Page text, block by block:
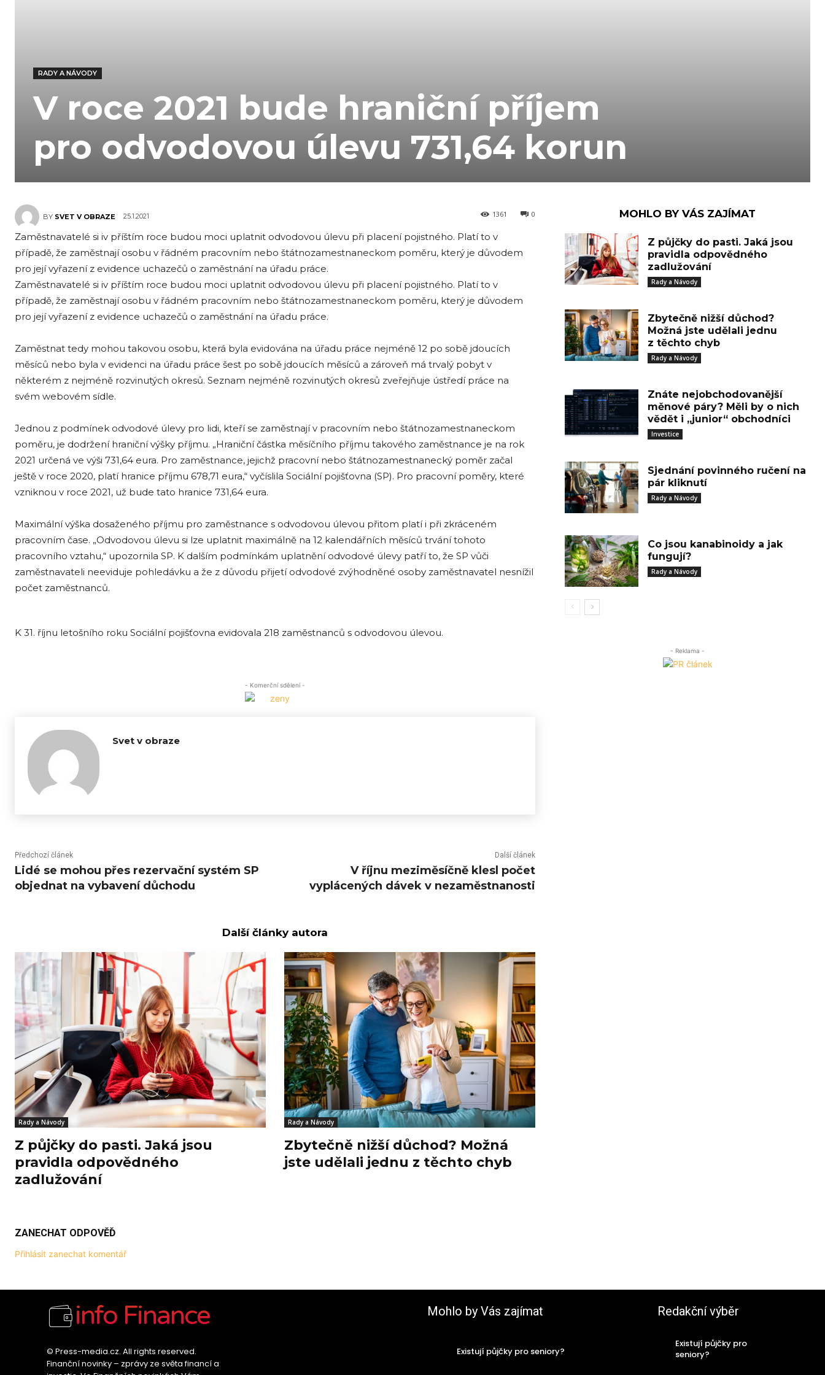
RADY A NÁVODY
V roce 2021 bude hraniční příjem
pro odvodovou úlevu 731,64 korun
BY SVET V OBRAZE 25.1.2021 0
1361
Zaměstnavatelé si iv příštím roce budou moci uplatnit odvodovou úlevu při placení pojistného. Platí to v
případě, že zaměstnají osobu v řádném pracovním nebo štátnozamestnaneckom poměru, který je důvodem
pro její vyřazení z evidence uchazečů o zaměstnání na úřadu práce.
Zaměstnavatelé si iv příštím roce budou moci uplatnit odvodovou úlevu při placení pojistného. Platí to v
případě, že zaměstnají osobu v řádném pracovním nebo štátnozamestnaneckom poměru, který je důvodem
pro její vyřazení z evidence uchazečů o zaměstnání na úřadu práce.
Zaměstnat tedy mohou takovou osobu, která byla evidována na úřadu práce nejméně 12 po sobě jdoucích
měsíců nebo byla v evidenci na úřadu práce šest po sobě jdoucích měsíců a zároveň má trvalý pobyt v
některém z nejméně rozvinutých okresů. Seznam nejméně rozvinutých okresů zveřejňuje ústředí práce na
svém webovém sídle.
Jednou z podmínek odvodové úlevy pro lidi, kteří se zaměstnají v pracovním nebo štátnozamestnaneckom
poměru, je dodržení hraniční výšky příjmu. „Hraniční částka měsíčního příjmu takového zaměstnance je na rok
2021 určená ve výši 731,64 eura. Pro zaměstnance, jejichž pracovní nebo štátnozamestnanecký poměr začal
ještě v roce 2020, platí hranice příjmu 678,71 eura,“ vyčíslila Sociální pojišťovna (SP). Pro pracovní poměry, které
vzniknou v roce 2021, už bude tato hranice 731,64 eura.
Maximální výška dosaženého příjmu pro zaměstnance s odvodovou úlevou přitom platí i při zkráceném
pracovním čase. „Odvodovou úlevu si lze uplatnit maximálně na 12 kalendářních měsíců trvání tohoto
pracovního vztahu,“ upozornila SP. K dalším podmínkám uplatnění odvodové úlevy patří to, že SP vůči
zaměstnavateli neeviduje pohledávku a že z důvodu přijetí odvodové zvýhodněné osoby zaměstnavatel nesnížil
počet zaměstnanců.
K 31. říjnu letošního roku Sociální pojišťovna evidovala 218 zaměstnanců s odvodovou úlevou.
- Komerční sdělení -
Svet v obraze
Předchozí článek
Lidé se mohou přes rezervační systém SP
objednat na vybavení důchodu
Další článek
V říjnu meziměsíčně klesl počet
vyplácených dávek v nezaměstnanosti
Další články autora
Rady a Návody
Z půjčky do pasti. Jaká jsou
pravidla odpovědného
zadlužování
Rady a Návody
Zbytečně nižší důchod? Možná
jste udělali jednu z těchto chyb
ZANECHAT ODPOVĚĎ
Přihlásit zanechat komentář
MOHLO BY VÁS ZAJÍMAT
Z půjčky do pasti. Jaká jsou
pravidla odpovědného
zadlužování
Rady a Návody
Zbytečně nižší důchod?
Možná jste udělali jednu
z těchto chyb
Rady a Návody
Znáte nejobchodovanější
měnové páry? Měli by o nich
vědět i „junior“ obchodníci
Investice
Sjednání povinného ručení na
pár kliknutí
Rady a Návody
Co jsou kanabinoidy a jak
fungují?
Rady a Návody
- Reklama -
info Finance
© Press-media.cz. All rights reserved.
Finanční novinky – zprávy ze světa financí a
Mohlo by Vás zajímat
Existují půjčky pro seniory?
Redakční výběr
Existují půjčky pro
seniory?